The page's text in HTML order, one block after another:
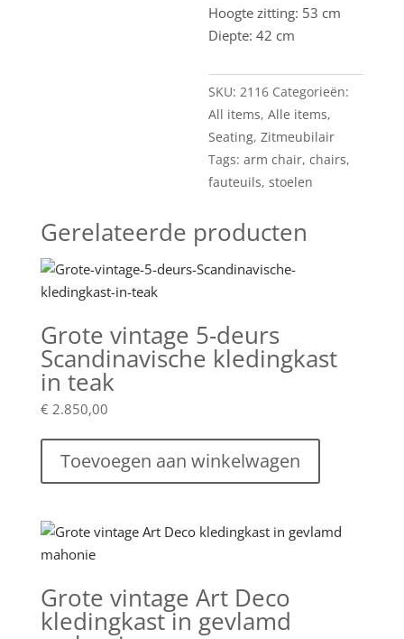
Hoogte zitting: 53 cm
Diepte: 42 cm
SKU:2116 Categorieën:
All items,Alle items,
Seating,Zitmeubilair
Tags:arm chair,chairs,
fauteuils,stoelen
Gerelateerde producten
Grote vintage 5-deurs
Scandinavische kledingkast
in teak
€ 2.850,00
Toevoegen aan winkelwagen
Grote vintage Art Deco
kledingkast in gevlamd